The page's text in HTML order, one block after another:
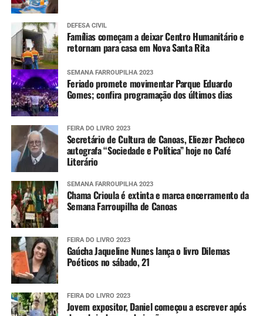
DEFESA CIVIL
Famílias começam a deixar Centro Humanitário e
retornam para casa em Nova Santa Rita
SEMANA FARROUPILHA 2023
Feriado promete movimentar Parque Eduardo
Gomes; confira programação dos últimos dias
FEIRA DO LIVRO 2023
Secretário de Cultura de Canoas, Eliezer Pacheco
autografa “Sociedade e Política” hoje no Café
Literário
SEMANA FARROUPILHA 2023
Chama Crioula é extinta e marca encerramento da
Semana Farroupilha de Canoas
FEIRA DO LIVRO 2023
Gaúcha Jaqueline Nunes lança o livro Dilemas
Poéticos no sábado, 21
FEIRA DO LIVRO 2023
Jovem expositor, Daniel começou a escrever após